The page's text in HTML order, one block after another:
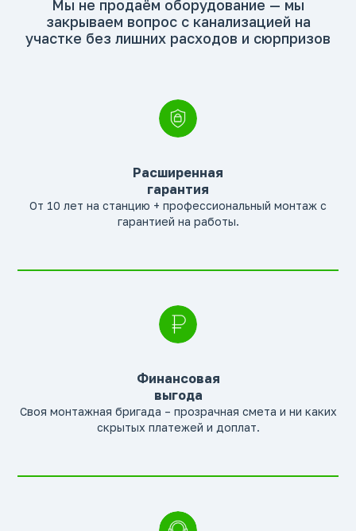
Мы не продаём оборудование — мы
закрываем вопрос с канализацией на
участке без лишних расходов и сюрпризов
Расширенная
гарантия
От 10 лет на станцию + профессиональный монтаж с
гарантией на работы.
Финансовая
выгода
Своя монтажная бригада – прозрачная смета и ни каких
скрытых платежей и доплат.